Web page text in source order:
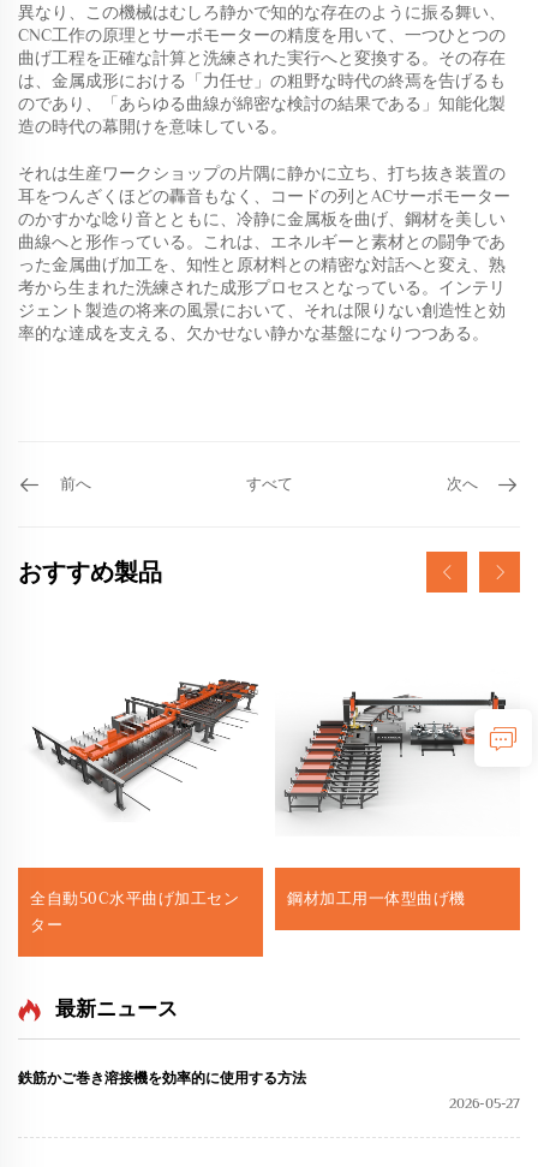
異なり、この機械はむしろ静かで知的な存在のように振る舞い、
CNC工作の原理とサーボモーターの精度を用いて、一つひとつの
曲げ工程を正確な計算と洗練された実行へと変換する。その存在
は、金属成形における「力任せ」の粗野な時代の終焉を告げるも
のであり、「あらゆる曲線が綿密な検討の結果である」知能化製
造の時代の幕開けを意味している。
それは生産ワークショップの片隅に静かに立ち、打ち抜き装置の
耳をつんざくほどの轟音もなく、コードの列とACサーボモーター
のかすかな唸り音とともに、冷静に金属板を曲げ、鋼材を美しい
曲線へと形作っている。これは、エネルギーと素材との闘争であ
った金属曲げ加工を、知性と原材料との精密な対話へと変え、熟
考から生まれた洗練された成形プロセスとなっている。インテリ
ジェント製造の将来の風景において、それは限りない創造性と効
率的な達成を支える、欠かせない静かな基盤になりつつある。
前へ すべて 次へ
おすすめ製品
全自動50C水平曲げ加工セン
ター
鋼材加工用一体型曲げ機
最新ニュース
鉄筋かご巻き溶接機を効率的に使用する方法
2026-05-27